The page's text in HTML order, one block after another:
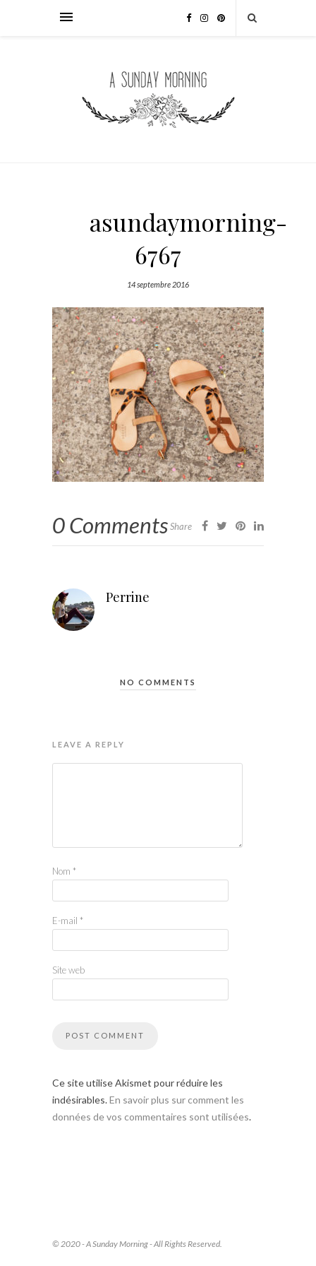
asundaymorning-
6767
14 septembre 2016
0 CommentsShare
Perrine
NO COMMENTS
LEAVE A REPLY
Nom *
E-mail *
Site web
Ce site utilise Akismet pour réduire les
indésirables.En savoir plus sur comment les
données de vos commentaires sont utilisées.
© 2020 - A Sunday Morning - All Rights Reserved.